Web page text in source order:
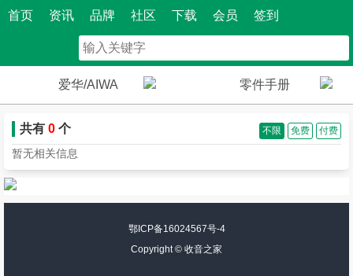
首页 资讯 品牌 社区 下载 会员 签到
爱华/AIWA 零件手册
共有 0 个 不限 免费 付费
暂无相关信息
鄂ICP备16024567号-4
Copyright © 收音之家